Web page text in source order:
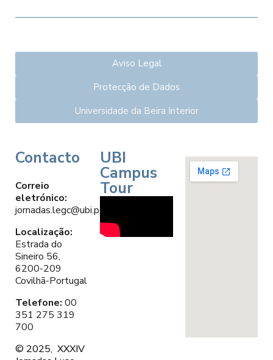
Aviso Legal
Protecção de Dados
Universidade da Beira Interior
Contacto
Correio
eletrónico:
jornadas.legc@ubi.pt
Localização:
Estrada do
Sineiro 56,
6200-209
Covilhã-Portugal
Telefone: 00
351 275 319
700
© 2025, XXXIV
UBI
Campus
Tour